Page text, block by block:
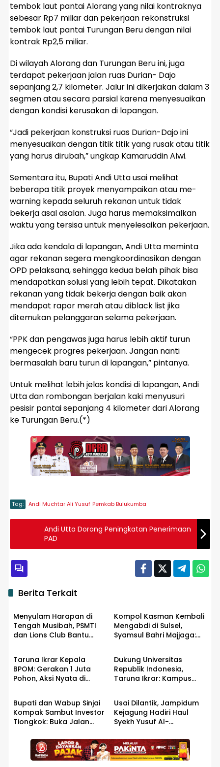
tembok laut pantai Alorang yang nilai kontraknya
sebesar Rp7 miliar dan pekerjaan rekonstruksi
tembok laut pantai Turungan Beru dengan nilai
kontrak Rp2,5 miliar.
Di wilayah Alorang dan Turungan Beru ini, juga
terdapat pekerjaan jalan ruas Durian- Dajo
sepanjang 2,7 kilometer. Jalur ini dikerjakan dalam 3
segmen atau secara parsial karena menyesuaikan
dengan kondisi kerusakan di lapangan.
“Jadi pekerjaan konstruksi ruas Durian-Dajo ini
menyesuaikan dengan titik titik yang rusak atau titik
yang harus dirubah,” ungkap Kamaruddin Alwi.
Sementara itu, Bupati Andi Utta usai melihat
beberapa titik proyek menyampaikan atau me-
warning kepada seluruh rekanan untuk tidak
bekerja asal asalan. Juga harus memaksimalkan
waktu yang tersisa untuk menyelesaikan pekerjaan.
Jika ada kendala di lapangan, Andi Utta meminta
agar rekanan segera mengkoordinasikan dengan
OPD pelaksana, sehingga kedua belah pihak bisa
mendapatkan solusi yang lebih tepat. Dikatakan
rekanan yang tidak bekerja dengan baik akan
mendapat rapor merah atau diblack list jika
ditemukan pelanggaran selama pekerjaan.
“PPK dan pengawas juga harus lebih aktif turun
mengecek progres pekerjaan. Jangan nanti
bermasalah baru turun di lapangan,” pintanya.
Untuk melihat lebih jelas kondisi di lapangan, Andi
Utta dan rombongan berjalan kaki menyusuri
pesisir pantai sepanjang 4 kilometer dari Alorang
ke Turungan Beru.(*)
Tag: Andi Muchtar Ali Yusuf Pemkab Bulukumba
Andi Utta Dorong Peningkatan Penerimaan
PAD
Berita Terkait
Daerah
Menyulam Harapan di
Tengah Musibah, PSMTI
dan Lions Club Bantu
Kompol Kasman Kembali
Mengabdi di Sulsel,
Syamsul Bahri Majjaga:
Daerah
Taruna Ikrar Kepala
BPOM: Gerakan 1 Juta
Pohon, Aksi Nyata di
Daerah
Dukung Universitas
Republik Indonesia,
Taruna Ikrar: Kampus
Jepang dan China
Wujudkan Indonesia
Emas 2045
Daerah
Bupati dan Wabup Sinjai
Kompak Sambut Investor
Tiongkok: Buka Jalan
Daerah
Usai Dilantik, Jampidum
Kejagung Hadiri Haul
Syekh Yusuf Al-
hingga Malam di
Makassar